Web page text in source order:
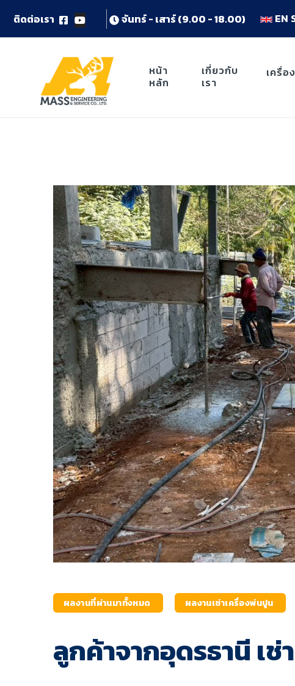
ตดตอเรา จนทร- เสาร(9.00 -18.00) EN
หน้า
หลัก
เกี่ยวกับ
เรา
เครื่อ
ผลงานที่ผ่านมาทั้งหมด ผลงานเช่าเครื่องพ่นปูน
ลูกค้าจากอุดรธานี เ